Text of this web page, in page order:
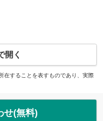
開く
在することを表すものであり、実際
せ(無料)